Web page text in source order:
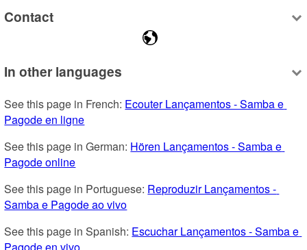
Contact
In other languages
See this page in French: Ecouter Lançamentos - Samba e
Pagode en ligne
See this page in German: Hören Lançamentos - Samba e
Pagode online
See this page in Portuguese: Reproduzir Lançamentos -
Samba e Pagode ao vivo
See this page in Spanish: Escuchar Lançamentos - Samba e
Pagode en vivo